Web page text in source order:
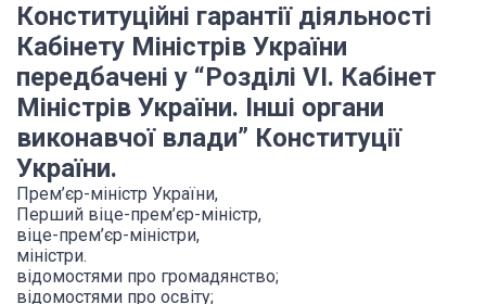
Конституційні гарантії діяльності
Кабінету Міністрів України
передбачені у “Розділі VI. Кабінет
Міністрів України. Інші органи
виконавчої влади” Конституції
України.
Прем’єр-міністр України,
Перший віце-прем’єр-міністр,
віце-прем’єр-міністри,
міністри.
відомостями про громадянство;
відомостями про освіту;